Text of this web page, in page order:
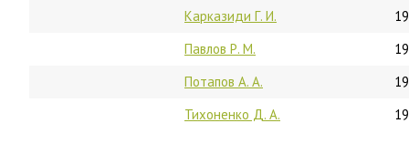
Карказиди Г. И.
Павлов Р. М.
Потапов А. А.
Тихоненко Д. А.